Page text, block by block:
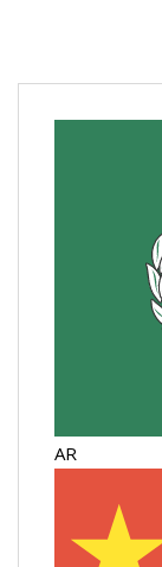
AR